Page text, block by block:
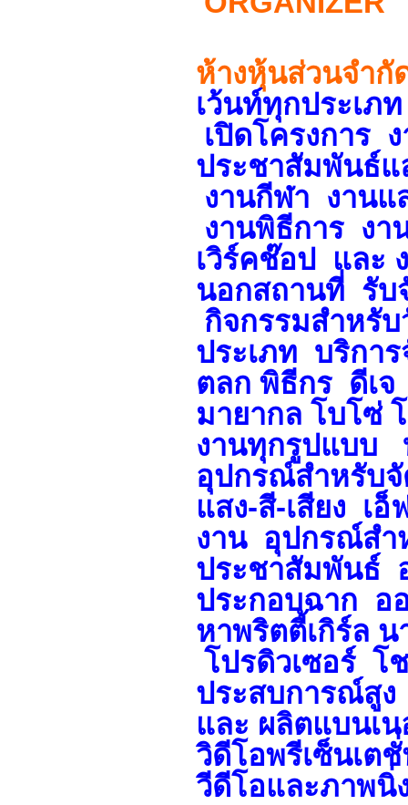
ห้างหุ้นส่วนจำกั
เว้นท์ทุกประเภ
เปิดโครงการ
ประชาสัมพันธ์แ
งานกีฬา งานแ
งานพิธีการ งา
เวิร์คช๊อป และ
นอกสถานที่ รับ
กิจกรรมสำหรั
ประเภท บริกา
ตลก พิธีกร ดีเ
มายากล โบโซ่
งานทุกรูปแบบ
อุปกรณ์สำหรับจั
แสง-สี-เสียง เ
งาน อุปกรณ์สำ
ประชาสัมพันธ์
ประกอบฉาก อ
หาพริตตี้เกิร์ล
โปรดิวเซอร์ โ
ประสบการณ์สูง
และ ผลิตแบนเ
วิดีโอพรีเซ็นเต
วีดีโอและภาพนิ่